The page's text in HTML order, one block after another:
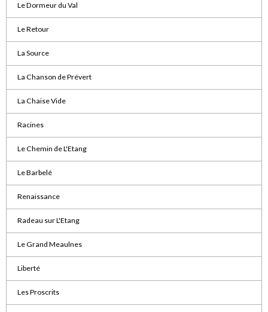
Le Dormeur du Val
Le Retour
La Source
La Chanson de Prévert
La Chaise Vide
Racines
Le Chemin de L'Etang
Le Barbelé
Renaissance
Radeau sur L'Etang
Le Grand Meaulnes
Liberté
Les Proscrits